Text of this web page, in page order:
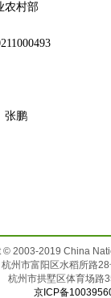
农村部
张鹏
© 2003-2019 China
州市富阳区水稻所路
杭州市拱墅区体
京ICP备